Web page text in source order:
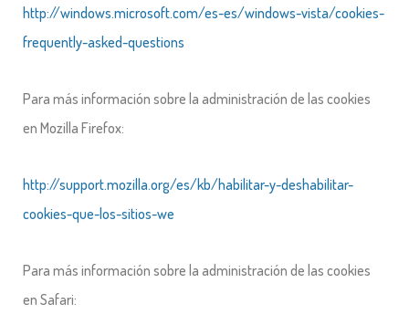
http://windows.microsoft.com/es-es/windows-vista/cookies-
frequently-asked-questions
Para más información sobre la administración de las cookies
en Mozilla Firefox:
http://support.mozilla.org/es/kb/habilitar-y-deshabilitar-
cookies-que-los-sitios-we
Para más información sobre la administración de las cookies
en Safari: